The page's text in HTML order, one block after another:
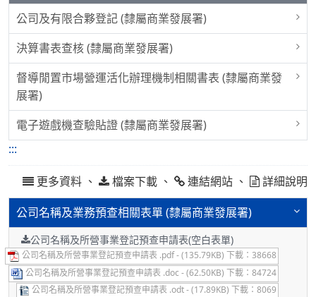
公司及有限合夥登記 (隸屬商業發展署)
決算書表查核 (隸屬商業發展署)
督導閒置市場營運活化辦理機制相關書表 (隸屬商業發
展署)
電子遊戲機查驗貼證 (隸屬商業發展署)
:::
更多資料 、 檔案下載 、 連結網站 、 詳細說明
公司名稱及業務預查相關表單 (隸屬商業發展署)
公司名稱及所營事業登記預查申請表(空白表單)
公司名稱及所營事業登記預查申請表 .pdf - (135.79KB) 下載：38668
公司名稱及所營事業登記預查申請表 .doc - (62.50KB) 下載：84724
公司名稱及所營事業登記預查申請表 .odt - (17.89KB) 下載：8069